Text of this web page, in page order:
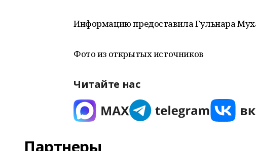
Информацию предоставила Гульнара
Фото из открытых источников
Читайте нас
Партнеры